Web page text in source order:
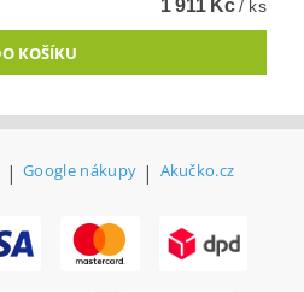
1 911 Kč/ ks
| Google nákupy | Akučko.cz